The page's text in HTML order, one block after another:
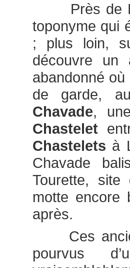
Près de
toponyme qui
; plus loin,
découvre un
abandonné
de garde,
Chavade,
Chastelet
Chastelets à
Chavade
Tourette,
motte encore
après.
Ces
pourvus